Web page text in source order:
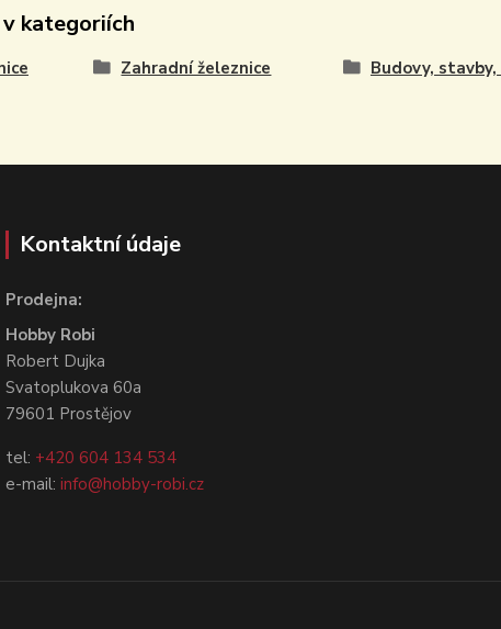
kategoriích
Zahradní železnice Budovy,
Kontaktní údaje
Prodejna:
Hobby Robi
Robert Dujka
Svatoplukova 60a
79601 Prostějov
tel: +420 604 134 534
e-mail:info@hobby-robi.cz